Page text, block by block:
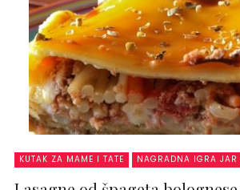
KUTAK ZA MAME I TATE NAGRADNA IGRA JAR